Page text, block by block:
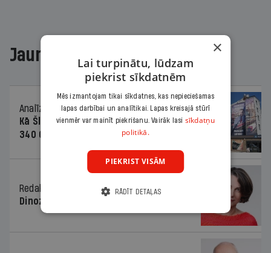
Jaunākajā žurnālā
Analīze
06.08.2026.
Kā Šlesera partija palika nesodīta par
340 000 vērtu reklāmas kampaņu
Redaktores sleja
06.08.2026.
Dinozaura triks
×
Lai turpinātu, lūdzam
piekrist sīkdatnēm
Mēs izmantojam tikai sīkdatnes, kas nepieciešamas
lapas darbībai un analītikai. Lapas kreisajā stūrī
vienmēr var mainīt piekrišanu. Vairāk lasi sīkdatņu
politikā.
PIEKRIST VISĀM
RĀDĪT DETAĻAS